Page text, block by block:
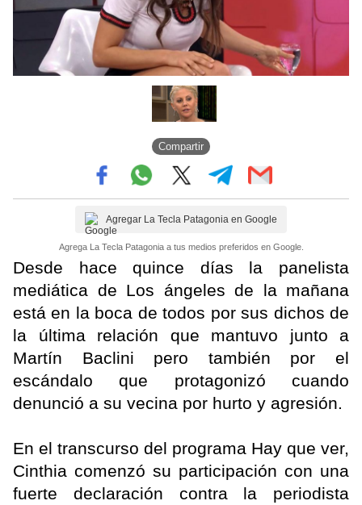
Compartir
Agregar La Tecla Patagonia en Google
Agrega La Tecla Patagonia a tus medios preferidos en Google.
Desde hace quince días la panelista
mediática de Los ángeles de la mañana
está en la boca de todos por sus dichos de
la última relación que mantuvo junto a
Martín Baclini pero también por el
escándalo que protagonizó cuando
denunció a su vecina por hurto y agresión.
En el transcurso del programa Hay que ver,
Cinthia comenzó su participación con una
fuerte declaración contra la periodista